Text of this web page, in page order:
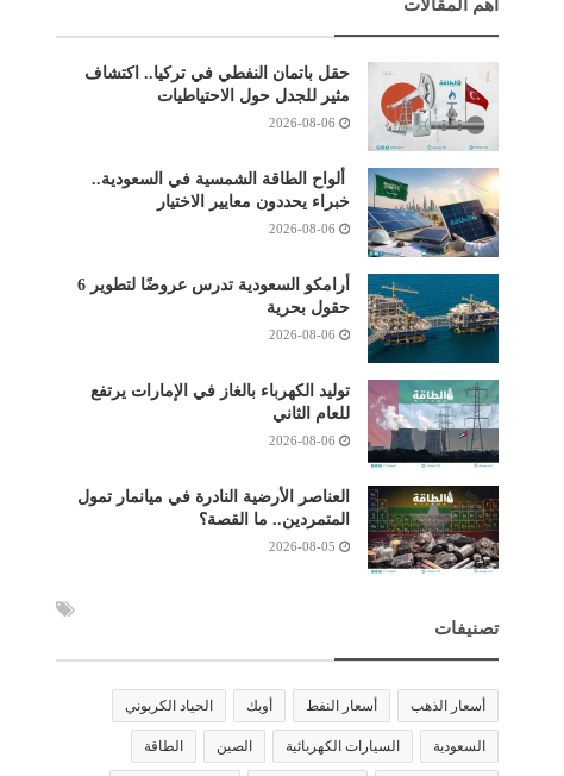
أهم المقالات
حقل باتمان النفطي في تركيا.. اكتشاف
مثير للجدل حول الاحتياطيات
2026-08-06
ألواح الطاقة الشمسية في السعودية..
خبراء يحددون معايير الاختيار
2026-08-06
أرامكو السعودية تدرس عروضًا لتطوير 6
حقول بحرية
2026-08-06
توليد الكهرباء بالغاز في الإمارات يرتفع
للعام الثاني
2026-08-06
العناصر الأرضية النادرة في ميانمار تمول
المتمردين.. ما القصة؟
2026-08-05
تصنيفات
أسعار الذهب أسعار النفط أوبك الحياد الكربوني
السعودية السيارات الكهربائية الصين الطاقة